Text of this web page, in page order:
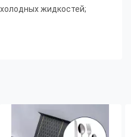
жидкостей;